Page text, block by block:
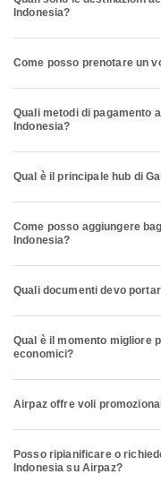
Indonesia?
Come posso prenotare un
Quali metodi di pagamento
Indonesia?
Qual è il principale hub di
Come posso aggiungere
Indonesia?
Quali documenti devo
Qual è il momento migliore
economici?
Airpaz offre voli
Posso ripianificare o
Indonesia su Airpaz?